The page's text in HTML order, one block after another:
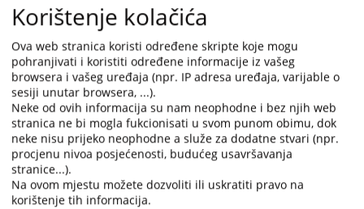
Prateći dokumenti
Izvještaj o radu suda za 2016. godinu.
Izvještaj o radu suda za 2015. godinu.
Izvještaj o radu suda za 2017. godinu.
Korištenje kolačića
Ova web stranica koristi određene skripte koje mogu
pohranjivati i koristiti određene informacije iz vašeg
browsera i vašeg uređaja (npr. IP adresa uređaja, varijable o
sesiji unutar browsera, ...).
Neke od ovih informacija su nam neophodne i bez njih web
stranica ne bi mogla fukcionisati u svom punom obimu, dok
neke nisu prijeko neophodne a služe za dodatne stvari (npr.
procjenu nivoa posjećenosti, budućeg usavršavanja
stranice...).
Na ovom mjestu možete dozvoliti ili uskratiti pravo na
korištenje tih informacija.